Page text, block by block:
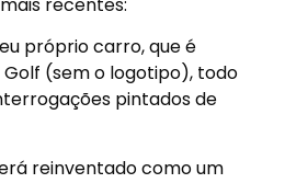
próprio carro, que é
(sem o logotipo), todo
pintados de
reinventado como um